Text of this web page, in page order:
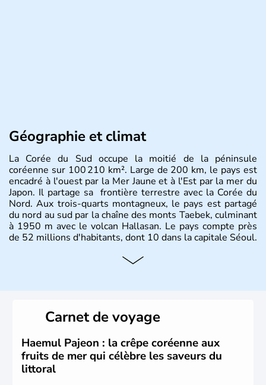
Géographie et climat
La Corée du Sud occupe la moitié de la péninsule
coréenne sur 100 210 km². Large de 200 km, le pays est
encadré à l'ouest par la Mer Jaune et à l'Est par la mer du
Japon. Il partage sa frontière terrestre avec la Corée du
Nord. Aux trois-quarts montagneux, le pays est partagé
du nord au sud par la chaîne des monts Taebek, culminant
à 1950 m avec le volcan Hallasan. Le pays compte près
de 52 millions d'habitants, dont 10 dans la capitale Séoul.
Histoire et administration
christianisme et le bouddhisme en sont les deux
principales religions. Ce pays partage sa culture avec la
Corée du Nord. Les Jeux Olympiques s’y sont déroulés en
1988, de même que la Coupe du Monde de football en
2002, en collaboration avec le Japon.
Carnet de voyage
Haemul Pajeon : la crêpe coréenne aux
fruits de mer qui célèbre les saveurs du
littoral